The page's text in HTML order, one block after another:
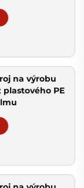
na výrobu
plastového PE